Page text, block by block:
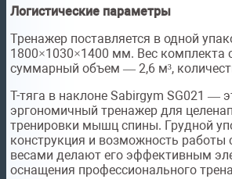
Логистические параметры
Тренажер поставляется в одной
1800×1030×1400 мм. Вес комплекта
суммарный объем — 2,6 м³,
Т-тяга в наклоне Sabirgym SG021 —
эргономичный тренажер для
тренировки мышц спины. Грудной
конструкция и возможность
весами делают его эффективным
оснащения профессионального